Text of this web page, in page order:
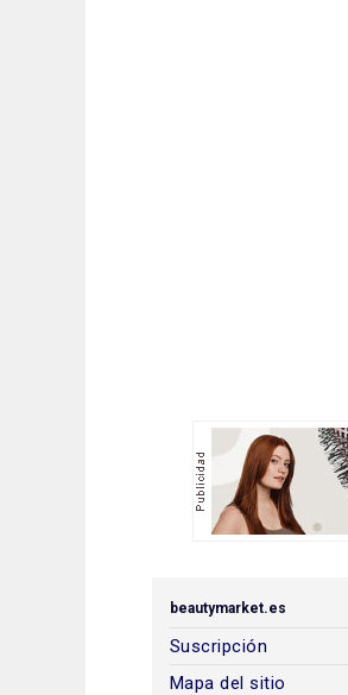
beautymarket.es
Suscripción
Mapa del sitio